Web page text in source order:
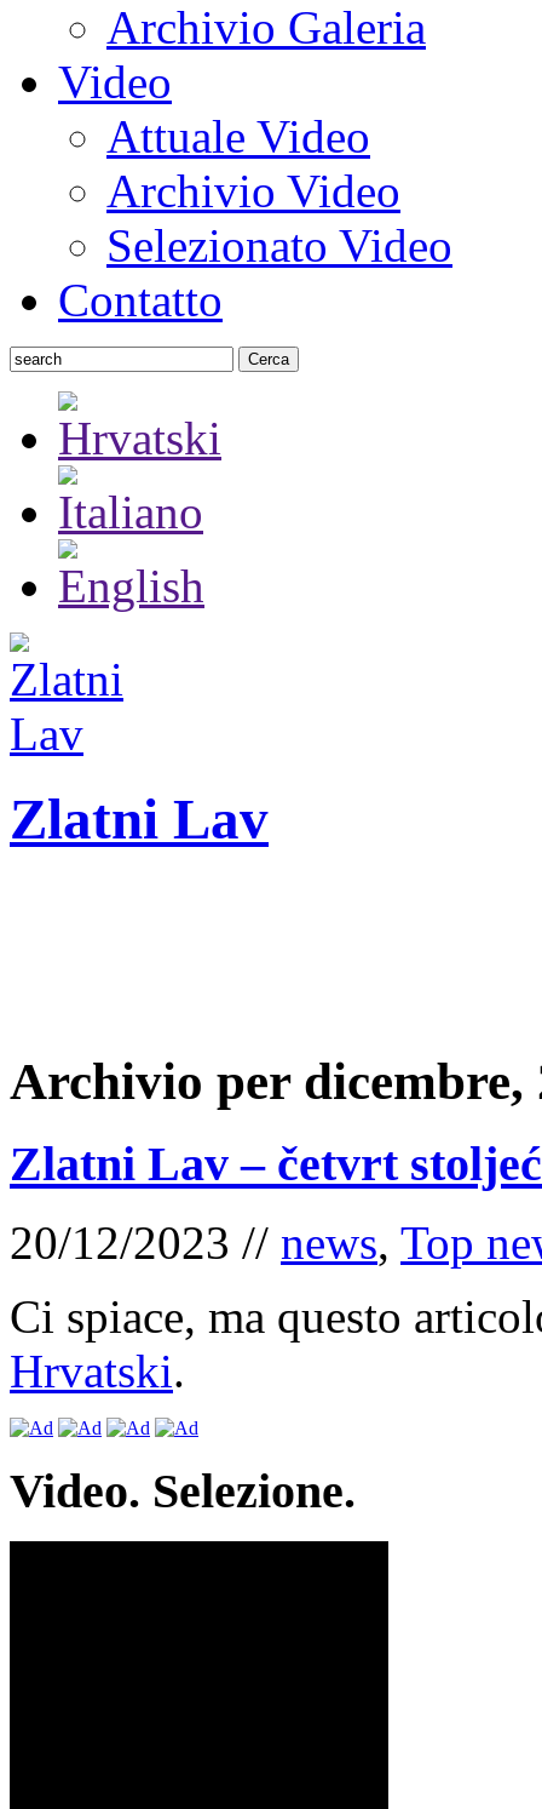
Archivio Galeria
Video
Attuale Video
Archivio Video
Selezionato Video
Contatto
Cerca
Zlatni Lav
Archivio per dicembre,
Zlatni Lav – četvrt
20/12/2023 // news, Top
Ci spiace, ma questo
Hrvatski.
Video. Selezione.